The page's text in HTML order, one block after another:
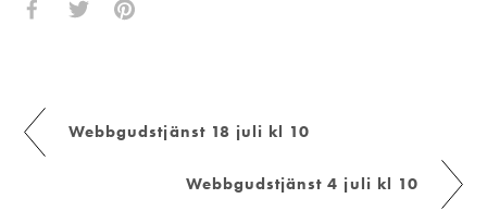
Webbgudstjänst 18 juli kl 10
Webbgudstjänst 4 juli kl 10